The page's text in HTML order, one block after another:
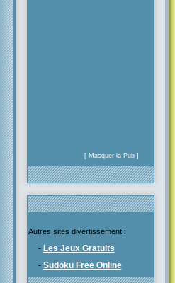
[ Masquer la Pub ]
Autres sites divertissement :
- Les Jeux Gratuits
- Sudoku Free Online